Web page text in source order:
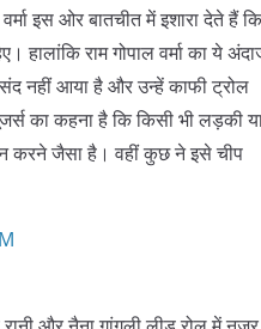
इस ओर बातचीत में इशारा देते हैं कि
हालांकि राम गोपाल वर्मा का ये
नहीं आया है और उन्हें काफी ट्रोल
का कहना है कि किसी भी लड़की
करने जैसा है। वहीं कुछ ने इसे चीप